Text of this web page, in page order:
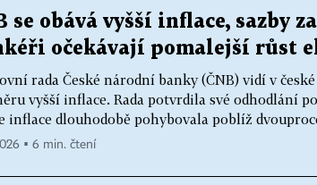
se obává vyšší inflace, sazby
očekávají pomalejší růst
rada České národní banky (ČNB) vidí v
vyšší inflace. Rada potvrdila své odhodlání
inflace dlouhodobě pohybovala poblíž
▪ 6 min. čtení